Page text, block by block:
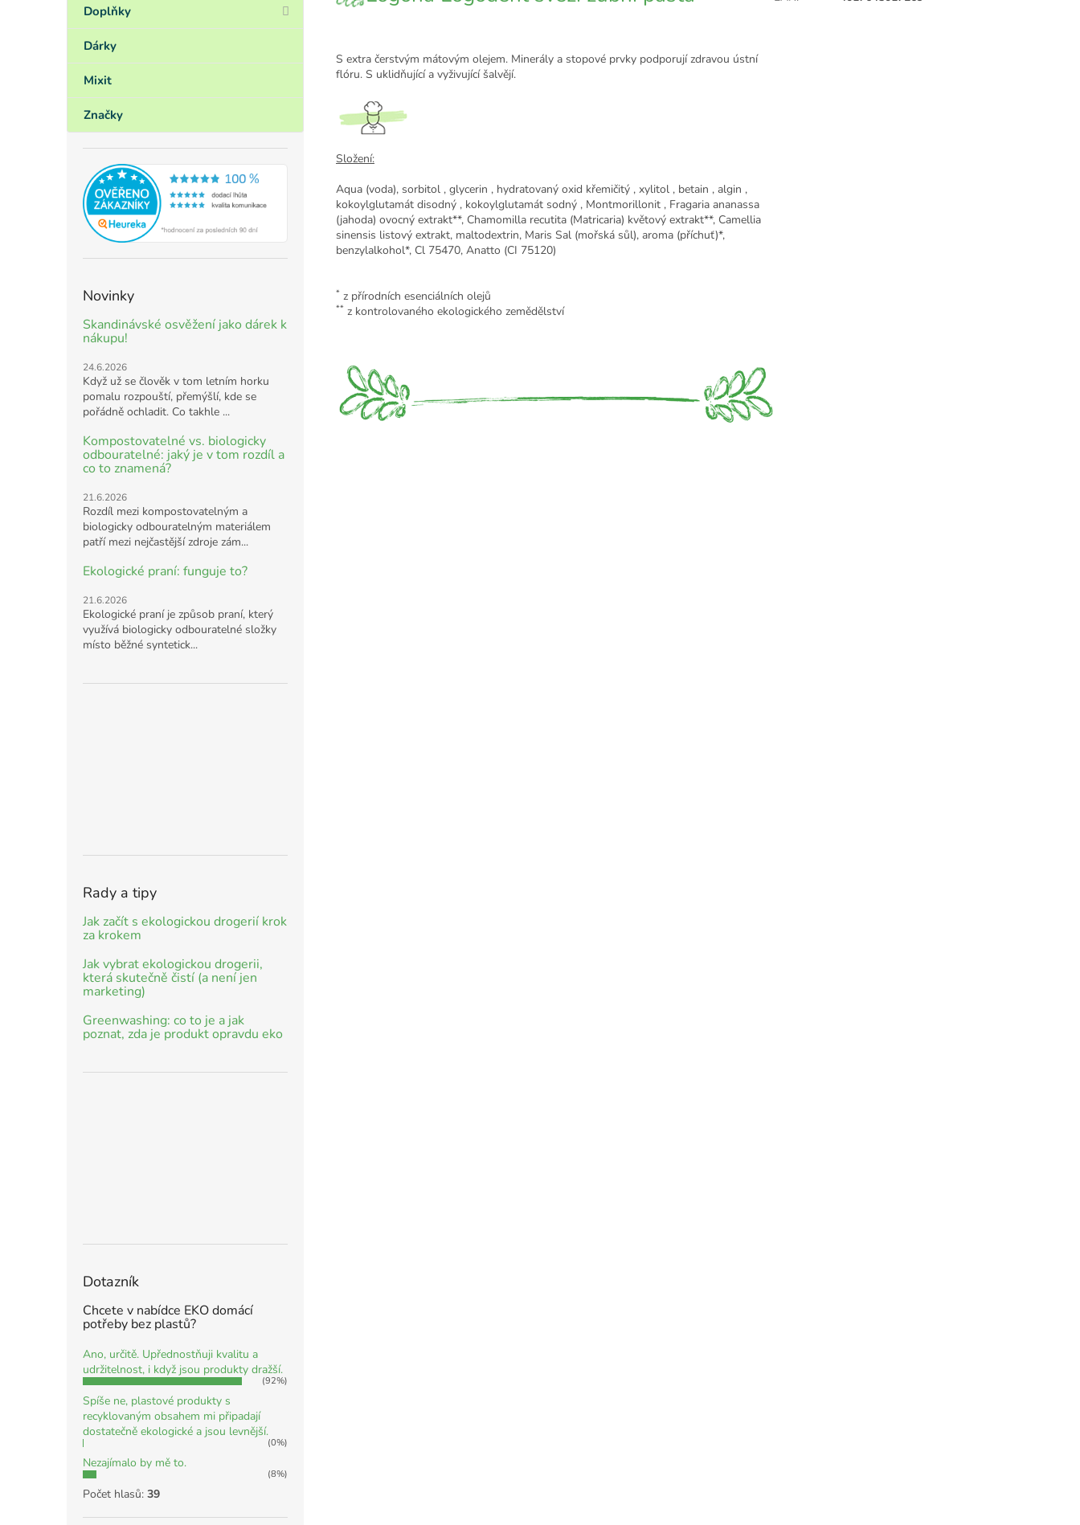
Doplňky
Dárky
Mixit
Značky
Novinky
Skandinávské osvěžení jako dárek k
nákupu!
24.6.2026
Když už se člověk v tom letním horku
pomalu rozpouští, přemýšlí, kde se
pořádně ochladit. Co takhle ...
Kompostovatelné vs. biologicky
odbouratelné: jaký je v tom rozdíl a
co to znamená?
21.6.2026
Rozdíl mezi kompostovatelným a
biologicky odbouratelným materiálem
patří mezi nejčastější zdroje zám...
Ekologické praní: funguje to?
21.6.2026
Ekologické praní je způsob praní, který
využívá biologicky odbouratelné složky
místo běžné syntetick...
Rady a tipy
Jak začít s ekologickou drogerií krok
za krokem
Jak vybrat ekologickou drogerii,
která skutečně čistí (a není jen
marketing)
Greenwashing: co to je a jak
poznat, zda je produkt opravdu eko
Dotazník
Chcete v nabídce EKO domácí
potřeby bez plastů?
Ano, určitě. Upřednostňuji kvalitu a
udržitelnost, i když jsou produkty dražší.
(92%)
Spíše ne, plastové produkty s
recyklovaným obsahem mi připadají
dostatečně ekologické a jsou levnější.
(0%)
Nezajímalo by mě to.
(8%)
Počet hlasů: 39
S extra čerstvým mátovým olejem. Minerály a stopové prvky podporují zdravou ústní
flóru. S uklidňující a vyživující šalvějí.
Složení:
Aqua (voda), sorbitol , glycerin , hydratovaný oxid křemičitý , xylitol , betain , algin ,
kokoylglutamát disodný , kokoylglutamát sodný , Montmorillonit , Fragaria ananassa
(jahoda) ovocný extrakt**, Chamomilla recutita (Matricaria) květový extrakt**, Camellia
sinensis listový extrakt, maltodextrin, Maris Sal (mořská sůl), aroma (příchuť)*,
benzylalkohol*, Cl 75470, Anatto (CI 75120)
* z přírodních esenciálních olejů
** z kontrolovaného ekologického zemědělství